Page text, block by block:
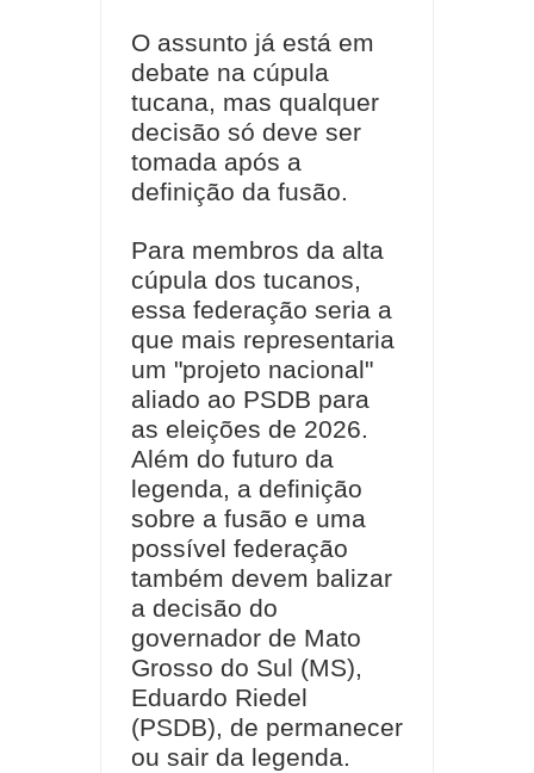
O assunto já está em
debate na cúpula
tucana, mas qualquer
decisão só deve ser
tomada após a
definição da fusão.
Para membros da alta
cúpula dos tucanos,
essa federação seria a
que mais representaria
um "projeto nacional"
aliado ao PSDB para
as eleições de 2026.
Além do futuro da
legenda, a definição
sobre a fusão e uma
possível federação
também devem balizar
a decisão do
governador de Mato
Grosso do Sul (MS),
Eduardo Riedel
(PSDB), de permanecer
ou sair da legenda.